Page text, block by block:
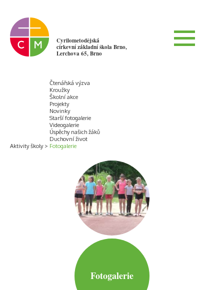
Cyrilometodějská
církevní základní škola Brno,
Lerchova 65, Brno
Aktivity školy
Čtenářská výzva
Kroužky
Školní akce
Projekty
Novinky
Starší fotogalerie
Videogalerie
Úspěchy našich žáků
Duchovní život
Fotogalerie
Fotogalerie